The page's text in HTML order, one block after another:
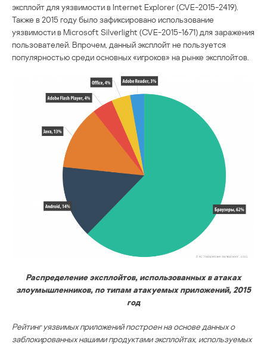
эксплойт для уязвимости в Internet Explorer (CVE-2015-2419).
Также в 2015 году было зафиксировано использование
уязвимости в Microsoft Silverlight (CVE-2015-1671) для заражения
пользователей. Впрочем, данный эксплойт не пользуется
популярностью среди основных «игроков» на рынке эксплойтов.
Распределение эксплойтов, использованных в атаках
злоумышленников, по типам атакуемых приложений, 2015
год
Рейтинг уязвимых приложений построен на основе данных о
заблокированных нашими продуктами эксплойтах, используемых